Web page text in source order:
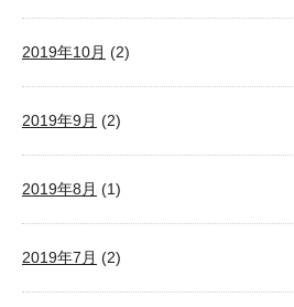
2019年10月 (2)
2019年9月 (2)
2019年8月 (1)
2019年7月 (2)